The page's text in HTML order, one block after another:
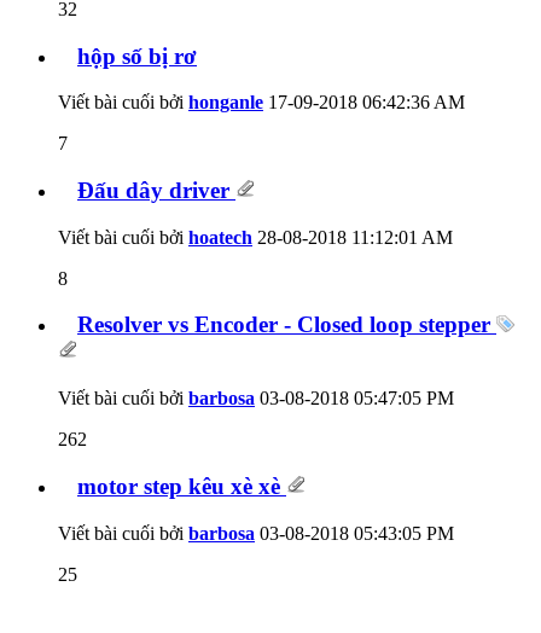
32
hộp số bị rơ
Viết bài cuối bởi honganle 17-09-2018 06:42:36 AM
7
Đấu dây driver
Viết bài cuối bởi hoatech 28-08-2018 11:12:01 AM
8
Resolver vs Encoder - Closed loop stepper
Viết bài cuối bởi barbosa 03-08-2018 05:47:05 PM
262
motor step kêu xè xè
Viết bài cuối bởi barbosa 03-08-2018 05:43:05 PM
25